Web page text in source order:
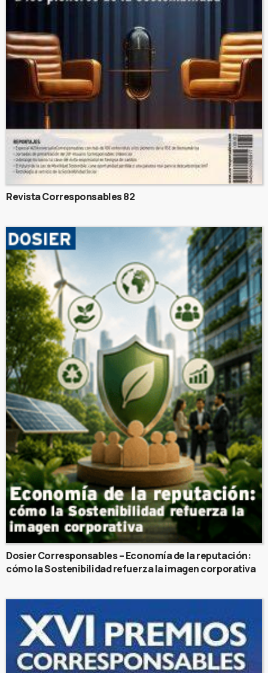
Revista Corresponsables 82
Dosier Corresponsables – Economía de la reputación:
cómo la Sostenibilidad refuerza la imagen corporativa